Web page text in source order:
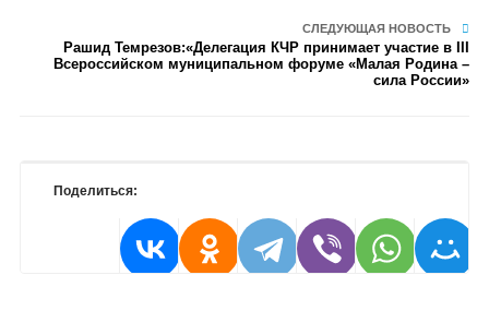
СЛЕДУЮЩАЯ НОВОСТЬ
Рашид Темрезов:«Делегация КЧР принимает участие в III
Всероссийском муниципальном форуме «Малая Родина –
сила России»
Поделиться: